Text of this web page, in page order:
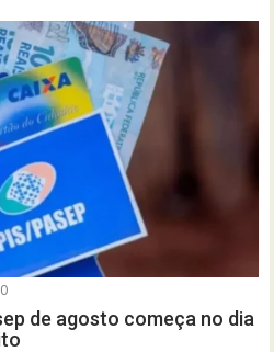
0
de agosto começa no dia